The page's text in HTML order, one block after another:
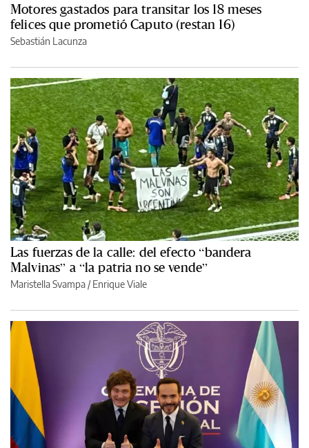
Motores gastados para transitar los 18 meses
felices que prometió Caputo (restan 16)
Sebastián Lacunza
Las fuerzas de la calle: del efecto “bandera
Malvinas” a “la patria no se vende”
Maristella Svampa /Enrique Viale